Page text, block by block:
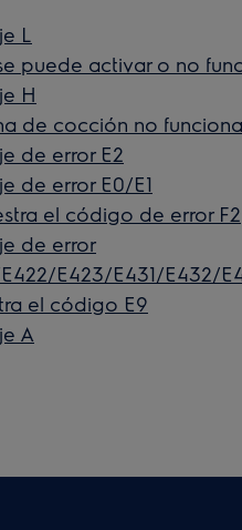
L
puede activar o no
H
de cocción no funciona
de error E2
de error E0/E1
el código de error F2
de error
E423/E431/E432/
el código E9
A